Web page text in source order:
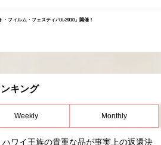
・フィルム・フェスティバル2010」開催！
キング
Weekly Monthly
ハワイ王族の貴重な品が事実上の返還決